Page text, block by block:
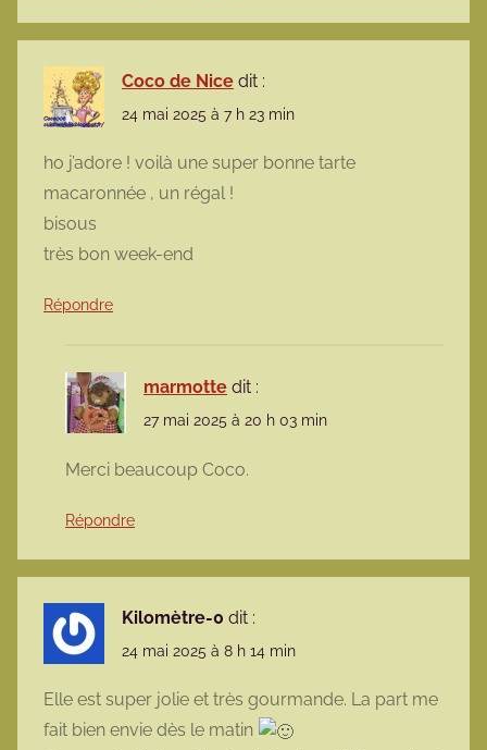
Coco de Nice dit :
24 mai 2025 à 7 h 23 min
ho j’adore ! voilà une super bonne tarte
macaronnée , un régal !
bisous
très bon week-end
Répondre
marmotte dit :
27 mai 2025 à 20 h 03 min
Merci beaucoup Coco.
Répondre
Kilomètre-0 dit :
24 mai 2025 à 8 h 14 min
Elle est super jolie et très gourmande. La part me
fait bien envie dès le matin